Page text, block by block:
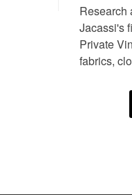
Research
Jacassi's
Private
fabrics,